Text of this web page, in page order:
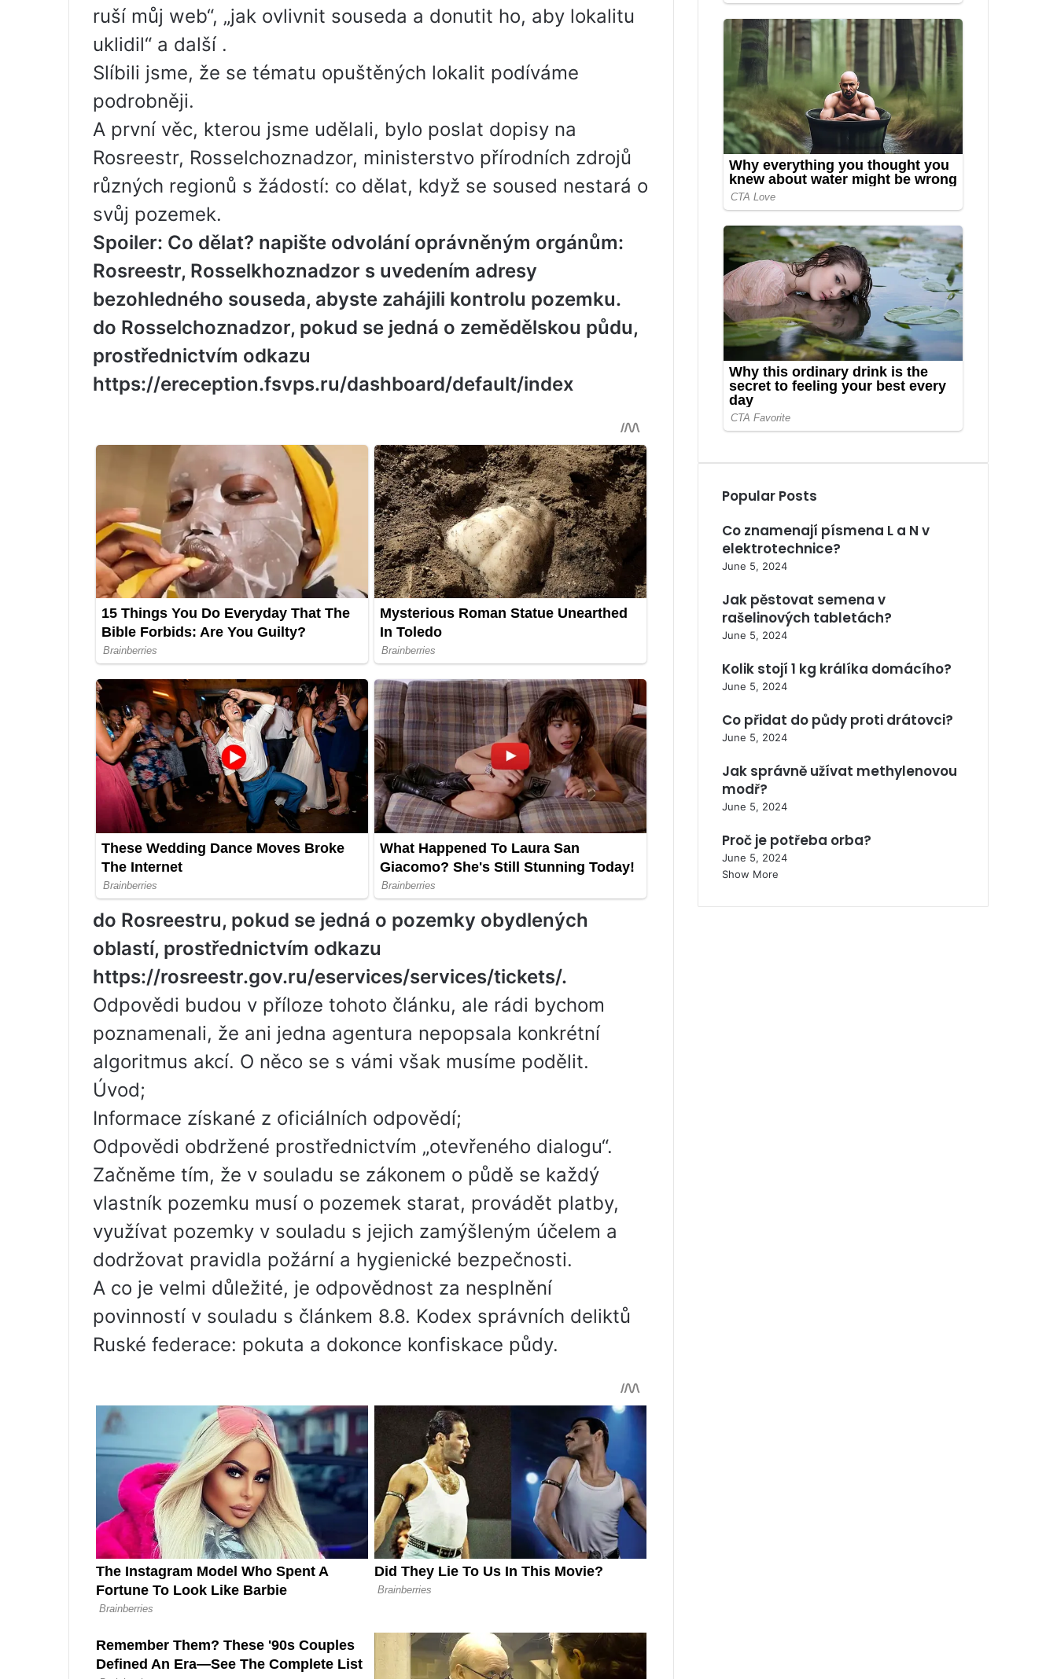
ruší můj web“, „jak ovlivnit souseda a donutit ho, aby lokalitu
uklidil“ a další .
Slíbili jsme, že se tématu opuštěných lokalit podíváme
podrobněji.
A první věc, kterou jsme udělali, bylo poslat dopisy na
Rosreestr, Rosselchoznadzor, ministerstvo přírodních zdrojů
různých regionů s žádostí: co dělat, když se soused nestará o
svůj pozemek.
Spoiler: Co dělat? napište odvolání oprávněným orgánům:
Rosreestr, Rosselkhoznadzor s uvedením adresy
bezohledného souseda, abyste zahájili kontrolu pozemku.
do Rosselchoznadzor, pokud se jedná o zemědělskou půdu,
prostřednictvím odkazu
https://ereception.fsvps.ru/dashboard/default/index
do Rosreestru, pokud se jedná o pozemky obydlených
oblastí, prostřednictvím odkazu
https://rosreestr.gov.ru/eservices/services/tickets/.
Odpovědi budou v příloze tohoto článku, ale rádi bychom
poznamenali, že ani jedna agentura nepopsala konkrétní
algoritmus akcí. O něco se s vámi však musíme podělit.
Úvod;
Informace získané z oficiálních odpovědí;
Odpovědi obdržené prostřednictvím „otevřeného dialogu“.
Začněme tím, že v souladu se zákonem o půdě se každý
vlastník pozemku musí o pozemek starat, provádět platby,
využívat pozemky v souladu s jejich zamýšleným účelem a
dodržovat pravidla požární a hygienické bezpečnosti.
A co je velmi důležité, je odpovědnost za nesplnění
povinností v souladu s článkem 8.8. Kodex správních deliktů
Ruské federace: pokuta a dokonce konfiskace půdy.
Popular Posts
Co znamenají písmena L a N v
elektrotechnice?
June 5, 2024
Jak pěstovat semena v
rašelinových tabletách?
June 5, 2024
Kolik stojí 1 kg králíka domácího?
June 5, 2024
Co přidat do půdy proti drátovci?
June 5, 2024
Jak správně užívat methylenovou
modř?
June 5, 2024
Proč je potřeba orba?
June 5, 2024
Show More